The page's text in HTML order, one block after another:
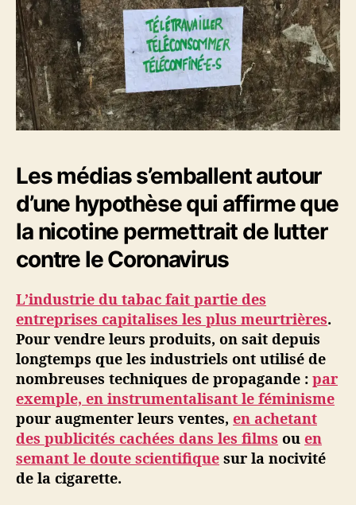
Les médias s’emballent autour
d’une hypothèse qui affirme que
la nicotine permettrait de lutter
contre le Coronavirus
L’industrie du tabac fait partie des
entreprises capitalises les plus meurtrières.
Pour vendre leurs produits, on sait depuis
longtemps que les industriels ont utilisé de
nombreuses techniques de propagande : par
exemple, en instrumentalisant le féminisme
pour augmenter leurs ventes, en achetant
des publicités cachées dans les films ou en
semant le doute scientifique sur la nocivité
de la cigarette.